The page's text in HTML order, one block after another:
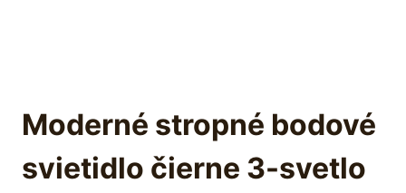
Moderné stropné bodové
svietidlo čierne 3-svetlo